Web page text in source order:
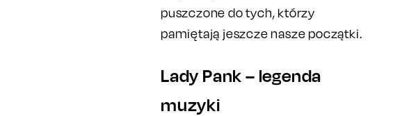
puszczone do tych, którzy
pamiętają jeszcze nasze początki.
Lady Pank – legenda
muzyki